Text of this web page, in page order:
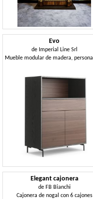
Evo
de Imperial Line Srl
Elegant cajonera
de FB Bianchi
Cajonera de nogal con 6 cajones